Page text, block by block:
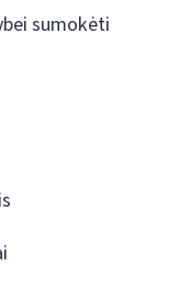
sumokėti